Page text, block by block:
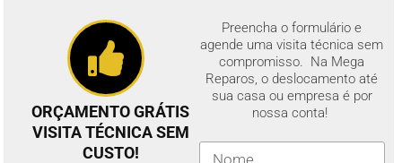
ORÇAMENTO GRÁTIS
VISITA TÉCNICA SEM
CUSTO!
Preencha o formulário e
agende uma visita técnica sem
compromisso. Na Mega
Reparos, o deslocamento até
sua casa ou empresa é por
nossa conta!